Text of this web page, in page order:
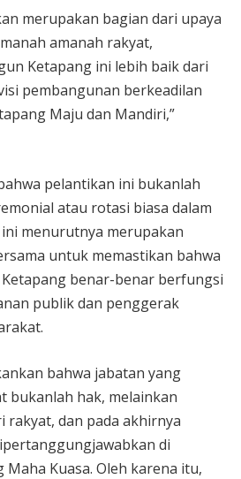
merupakan bagian dari upaya
amanah rakyat,
Ketapang ini lebih baik dari
pembangunan berkeadilan
Maju dan Mandiri,”
pelantikan ini bukanlah
atau rotasi biasa dalam
menurutnya merupakan
untuk memastikan bahwa
benar-benar berfungsi
publik dan penggerak
bahwa jabatan yang
bukanlah hak, melainkan
rakyat, dan pada akhirnya
di
Maha Kuasa. Oleh karena itu,